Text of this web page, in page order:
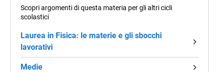
Scopri argomenti di questa materia per gli altri cicli
scolastici
Laurea in Fisica: le materie e gli sbocchi
lavorativi
Medie